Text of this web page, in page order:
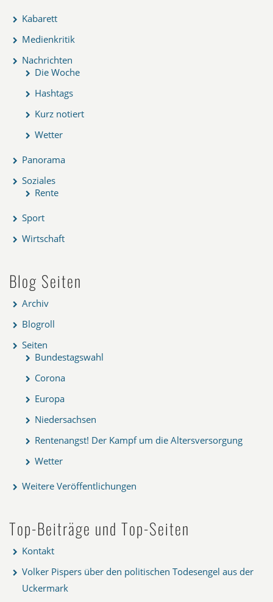
Kabarett
Medienkritik
Nachrichten
Die Woche
Hashtags
Kurz notiert
Wetter
Panorama
Soziales
Rente
Sport
Wirtschaft
Blog Seiten
Archiv
Blogroll
Seiten
Bundestagswahl
Corona
Europa
Niedersachsen
Rentenangst! Der Kampf um die Altersversorgung
Wetter
Weitere Veröffentlichungen
Top-Beiträge und Top-Seiten
Kontakt
Volker Pispers über den politischen Todesengel aus der
Uckermark